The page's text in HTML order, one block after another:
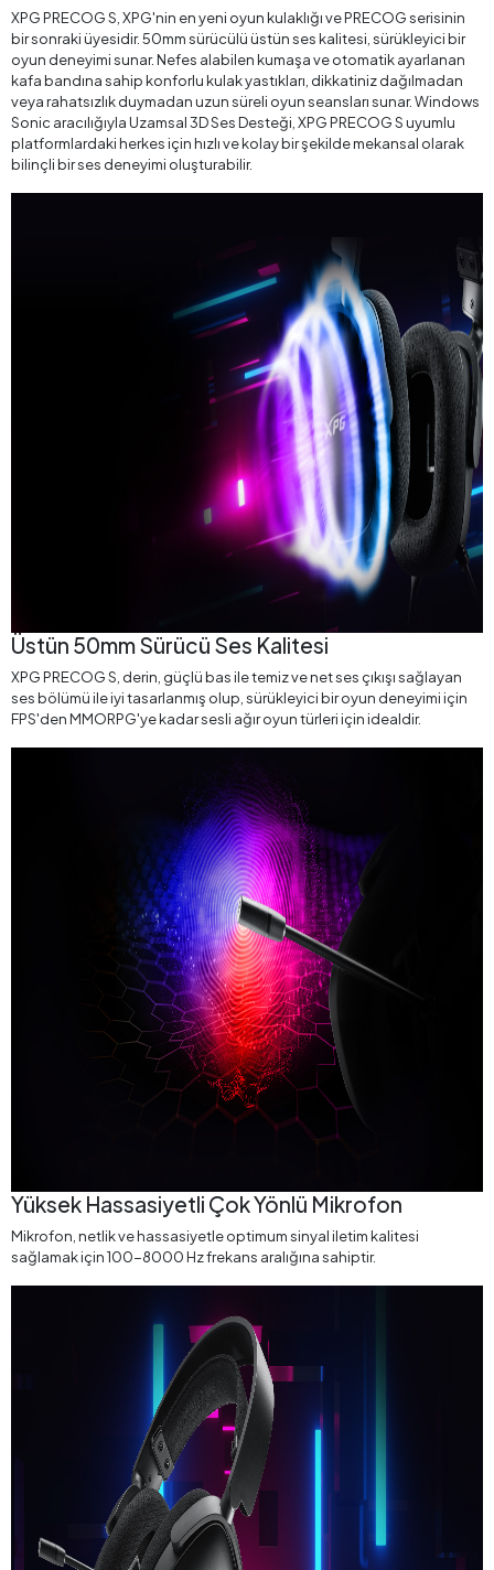
XPG PRECOG S, XPG'nin en yeni oyun kulaklığı ve PRECOG serisinin
bir sonraki üyesidir. 50mm sürücülü üstün ses kalitesi, sürükleyici bir
oyun deneyimi sunar. Nefes alabilen kumaşa ve otomatik ayarlanan
kafa bandına sahip konforlu kulak yastıkları, dikkatiniz dağılmadan
veya rahatsızlık duymadan uzun süreli oyun seansları sunar. Windows
Sonic aracılığıyla Uzamsal 3D Ses Desteği, XPG PRECOG S uyumlu
platformlardaki herkes için hızlı ve kolay bir şekilde mekansal olarak
bilinçli bir ses deneyimi oluşturabilir.
Üstün 50mm Sürücü Ses Kalitesi
XPG PRECOG S, derin, güçlü bas ile temiz ve net ses çıkışı sağlayan
ses bölümü ile iyi tasarlanmış olup, sürükleyici bir oyun deneyimi için
FPS'den MMORPG'ye kadar sesli ağır oyun türleri için idealdir.
Yüksek Hassasiyetli Çok Yönlü Mikrofon
Mikrofon, netlik ve hassasiyetle optimum sinyal iletim kalitesi
sağlamak için 100-8000 Hz frekans aralığına sahiptir.